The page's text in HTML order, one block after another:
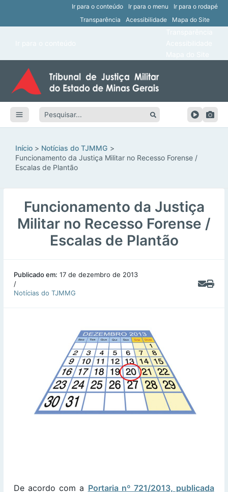
Ir para o conteúdo Ir para o menu
Ir para o rodapé
Transparência
Acessibilidade Mapa do Site
Pesquisar:
Início
Notícias do TJMMG
Funcionamento da Justiça Militar no Recesso Forense /
Escalas de Plantão
Funcionamento da Justiça
Militar no Recesso Forense /
Escalas de Plantão
Publicado em: 17 de dezembro de 2013
/
Notícias do TJMMG
De acordo com a Portaria nº 721/2013, publicada